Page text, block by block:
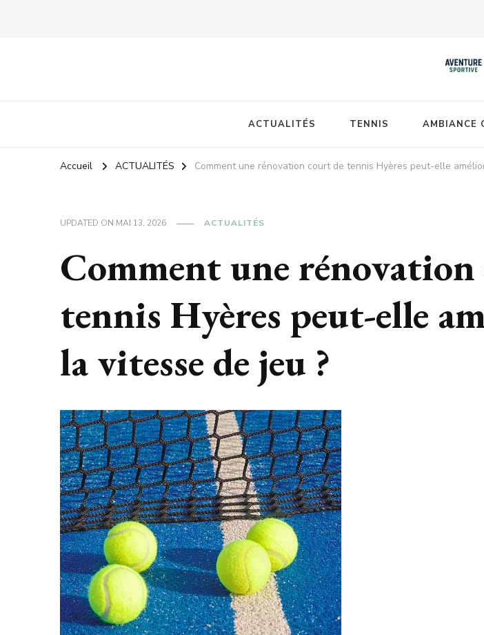
ACTUALITÉS TENNIS AMBIANCE
Accueil ACTUALITÉS Comment une rénovation court de tennis Hyères peut-elle
UPDATED ON MAI 13, 2026 ACTUALITÉS
Comment une
tennis Hyères peut-elle
la vitesse de jeu ?